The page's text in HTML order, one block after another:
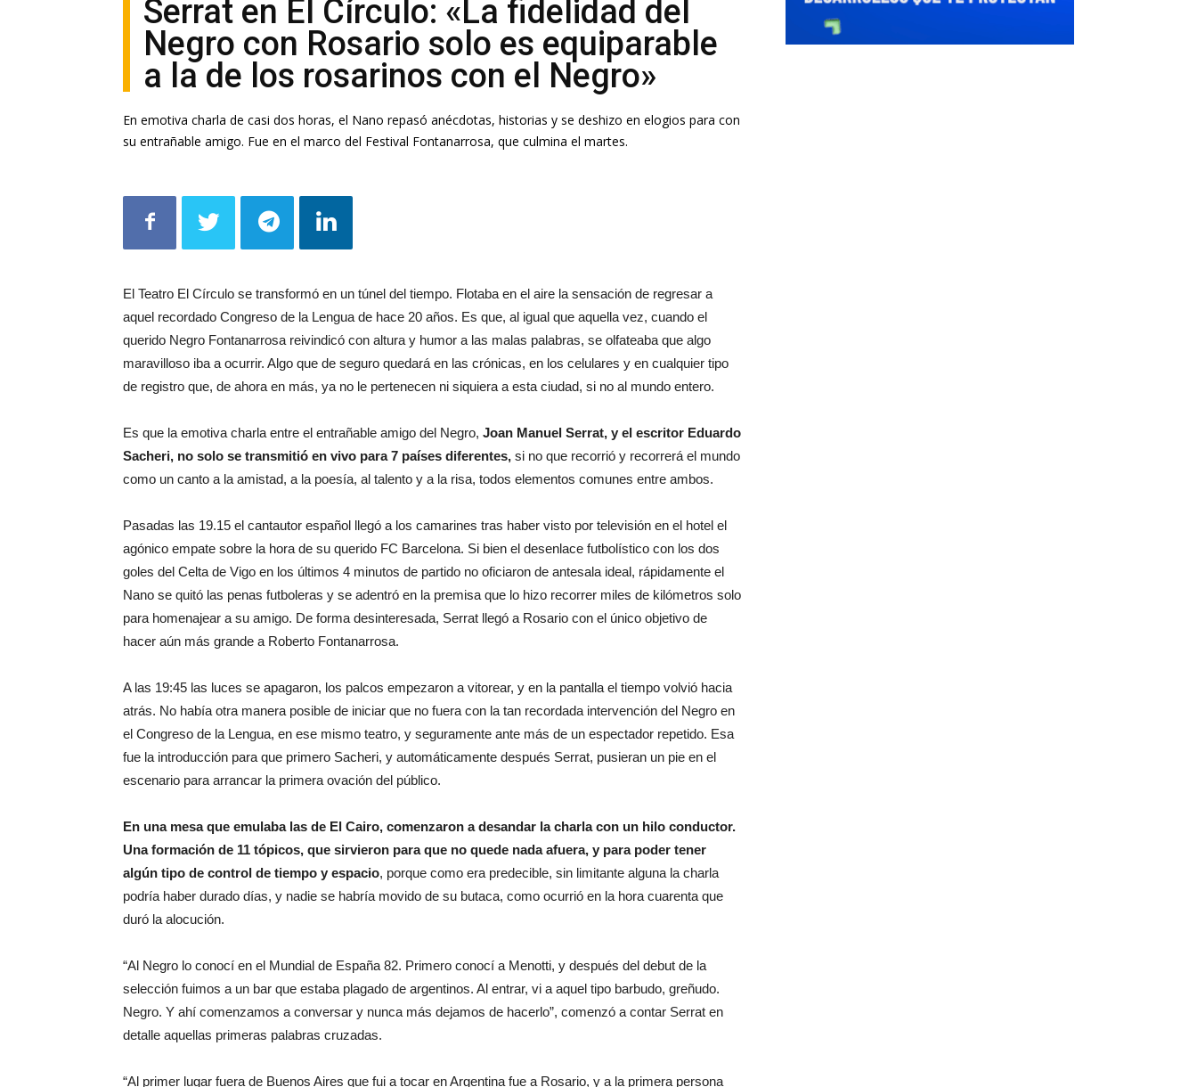
Negro con Rosario solo es equiparable
a la de los rosarinos con el Negro»
En emotiva charla de casi dos horas, el Nano repasó anécdotas, historias y se deshizo en elogios para con
su entrañable amigo. Fue en el marco del Festival Fontanarrosa, que culmina el martes.
El Teatro El Círculo se transformó en un túnel del tiempo. Flotaba en el aire la sensación de regresar a
aquel recordado Congreso de la Lengua de hace 20 años. Es que, al igual que aquella vez, cuando el
querido Negro Fontanarrosa reivindicó con altura y humor a las malas palabras, se olfateaba que algo
maravilloso iba a ocurrir. Algo que de seguro quedará en las crónicas, en los celulares y en cualquier tipo
de registro que, de ahora en más, ya no le pertenecen ni siquiera a esta ciudad, si no al mundo entero.
Es que la emotiva charla entre el entrañable amigo del Negro,
Joan Manuel Serrat, y el escritor Eduardo
Sacheri, no solo se transmitió en vivo para 7 países diferentes,
si no que recorrió y recorrerá el mundo
como un canto a la amistad, a la poesía, al talento y a la risa, todos elementos comunes entre ambos.
Pasadas las 19.15 el cantautor español llegó a los camarines tras haber visto por televisión en el hotel el
agónico empate sobre la hora de su querido FC Barcelona. Si bien el desenlace futbolístico con los dos
goles del Celta de Vigo en los últimos 4 minutos de partido no oficiaron de antesala ideal, rápidamente el
Nano se quitó las penas futboleras y se adentró en la premisa que lo hizo recorrer miles de kilómetros solo
para homenajear a su amigo. De forma desinteresada, Serrat llegó a Rosario con el único objetivo de
hacer aún más grande a Roberto Fontanarrosa.
A las 19:45 las luces se apagaron, los palcos empezaron a vitorear, y en la pantalla el tiempo volvió hacia
atrás. No había otra manera posible de iniciar que no fuera con la tan recordada intervención del Negro en
el Congreso de la Lengua, en ese mismo teatro, y seguramente ante más de un espectador repetido. Esa
fue la introducción para que primero Sacheri, y automáticamente después Serrat, pusieran un pie en el
escenario para arrancar la primera ovación del público.
En una mesa que emulaba las de El Cairo, comenzaron a desandar la charla con un hilo conductor.
Una formación de 11 tópicos, que sirvieron para que no quede nada afuera, y para poder tener
algún tipo de control de tiempo y espacio
, porque como era predecible, sin limitante alguna la charla
podría haber durado días, y nadie se habría movido de su butaca, como ocurrió en la hora cuarenta que
duró la alocución.
“Al Negro lo conocí en el Mundial de España 82. Primero conocí a Menotti, y después del debut de la
selección fuimos a un bar que estaba plagado de argentinos. Al entrar, vi a aquel tipo barbudo, greñudo.
Negro. Y ahí comenzamos a conversar y nunca más dejamos de hacerlo”, comenzó a contar Serrat en
detalle aquellas primeras palabras cruzadas.
“Al primer lugar fuera de Buenos Aires que fui a tocar en Argentina fue a Rosario, y a la primera persona